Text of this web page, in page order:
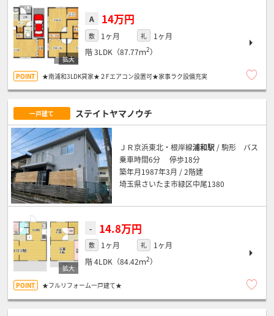
A 14万円
敷 1ヶ月 礼
1ヶ月
階3LDK（87.77ｍ2）
★南浦和3LDK貸家★２Fエアコン設置可★家事ラク設備充実
一戸建て ステイトヤマノウチ
ＪＲ京浜東北・根岸線浦和駅 / 駒形 バス
乗車時間6分 停歩18分
築年月1987年3月 / 2階建
埼玉県さいたま市緑区中尾1380
- 14.8万円
敷 1ヶ月 礼
1ヶ月
階4LDK（84.42ｍ2）
★フルリフォーム一戸建て★